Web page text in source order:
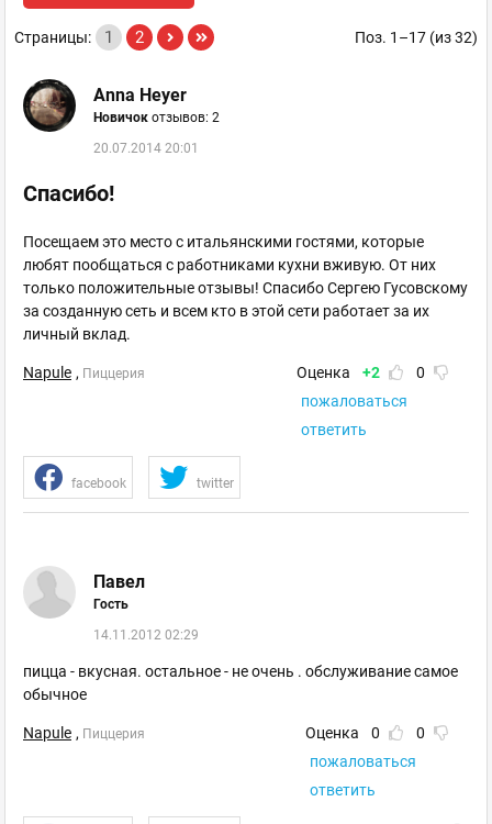
Поз. 1–17 (из 32)
Страницы: 1 2
Anna Heyer
Новичок отзывов: 2
20.07.2014 20:01
Спасибо!
Посещаем это место с итальянскими гостями, которые
любят пообщаться с работниками кухни вживую. От них
только положительные отзывы! Спасибо Сергею Гусовскому
за созданную сеть и всем кто в этой сети работает за их
личный вклад.
Napule , Пиццерия Оценка +2
0
пожаловаться
ответить
facebook twitter
Павел
Гость
14.11.2012 02:29
пицца - вкусная. остальное - не очень . обслуживание самое
обычное
Napule , Пиццерия Оценка 0
0
пожаловаться
ответить